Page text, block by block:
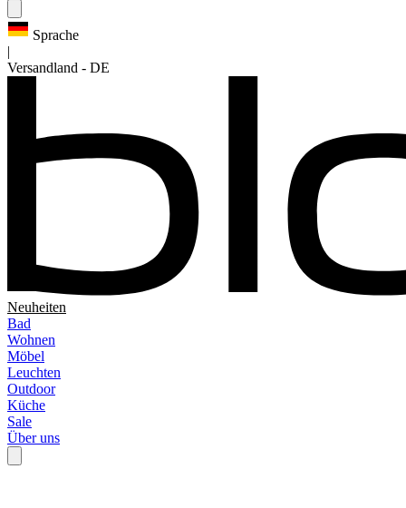
Sprache
Versandland - DE
Neuheiten
Bad
Wohnen
Möbel
Leuchten
Outdoor
Küche
Sale
Über uns